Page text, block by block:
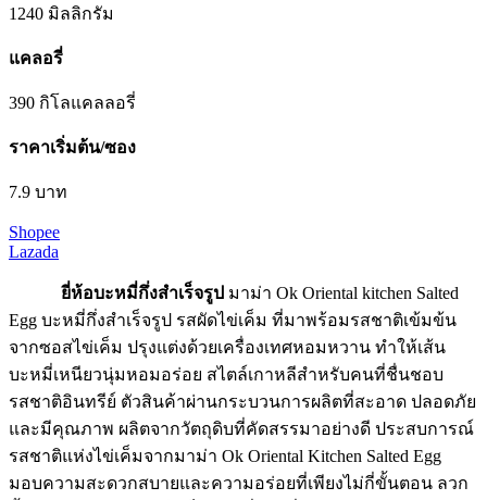
1240 มิลลิกรัม
แคลอรี่
390 กิโลแคลลอรี่
ราคาเริ่มต้น/ซอง
7.9 บาท
Shopee
Lazada
ยี่ห้อบะหมี่กึ่งสําเร็จรูป มาม่า Ok Oriental kitchen Salted
Egg บะหมี่กึ่งสำเร็จรูป รสผัดไข่เค็ม ที่มาพร้อมรสชาติเข้มข้น
จากซอสไข่เค็ม ปรุงแต่งด้วยเครื่องเทศหอมหวาน ทำให้เส้น
บะหมี่เหนียวนุ่มหอมอร่อย สไตล์เกาหลีสำหรับคนที่ชื่นชอบ
รสชาติอินทรีย์ ตัวสินค้าผ่านกระบวนการผลิตที่สะอาด ปลอดภัย
และมีคุณภาพ ผลิตจากวัตถุดิบที่คัดสรรมาอย่างดี ประสบการณ์
รสชาติแห่งไข่เค็มจากมาม่า Ok Oriental Kitchen Salted Egg
มอบความสะดวกสบายและความอร่อยที่เพียงไม่กี่ขั้นตอน ลวก